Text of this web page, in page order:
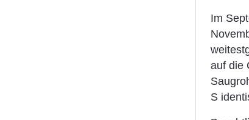
Im
auf die
S